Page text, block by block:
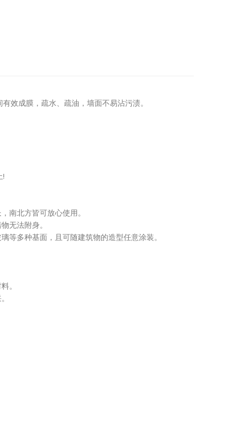
效成膜，疏水、疏油，墙面不易沾污渍。
!
南北方皆可放心使用。
无法附身。
等多种基面，且可随建筑物的造型任意涂装。
。